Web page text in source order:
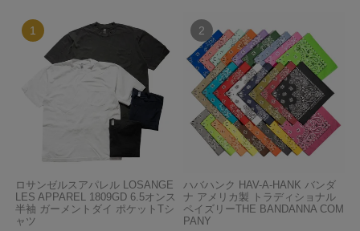
ロサンゼルスアパレル LOSANGE
LES APPAREL 1809GD 6.5オンス
半袖 ガーメントダイ ポケットTシ
ャツ
ハバハンク HAV-A-HANK バンダ
ナ アメリカ製 トラディショナル
ペイズリーTHE BANDANNA COM
PANY